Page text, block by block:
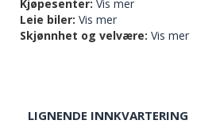
Kjøpesenter: Vis mer
Leie biler: Vis mer
Skjønnhet og velvære: Vis mer
LIGNENDE INNKVARTERING